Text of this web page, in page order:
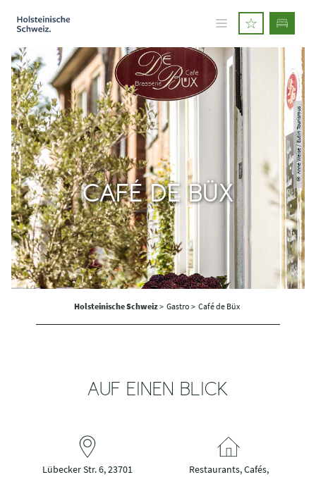
© Anne Weise / Eutin Tourismus
CAFÉ DE BÜX
Holsteinische Schweiz> Gastro > Café de Büx
AUF EINEN BLICK
Lübecker Str. 6, 23701
Restaurants, Cafés,